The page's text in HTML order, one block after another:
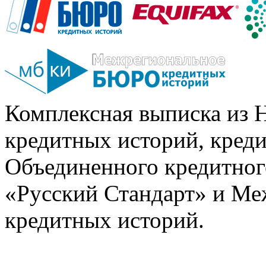
Комплексная выписка из
кредитных историй,
Объединенного
«Русский Стандарт» и
кредитных историй.